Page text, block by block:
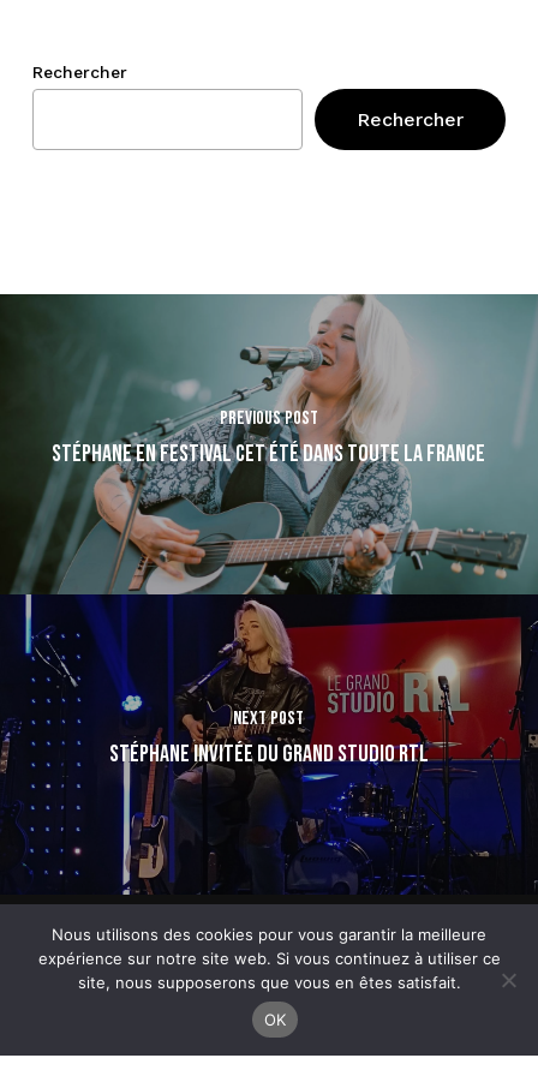
Rechercher
Rechercher
Previous Post
Stéphane en festival cet été dans toute la France
Next Post
Stéphane invitée du Grand Studio RTL
Photos : Glen Travis pour NWSPK
2022 – 2025 – Stéphane I Site réalisé avec 🤍 parumanoïaI
Mentions Légales
Nous utilisons des cookies pour vous garantir la meilleure
expérience sur notre site web. Si vous continuez à utiliser ce
site, nous supposerons que vous en êtes satisfait.
OK